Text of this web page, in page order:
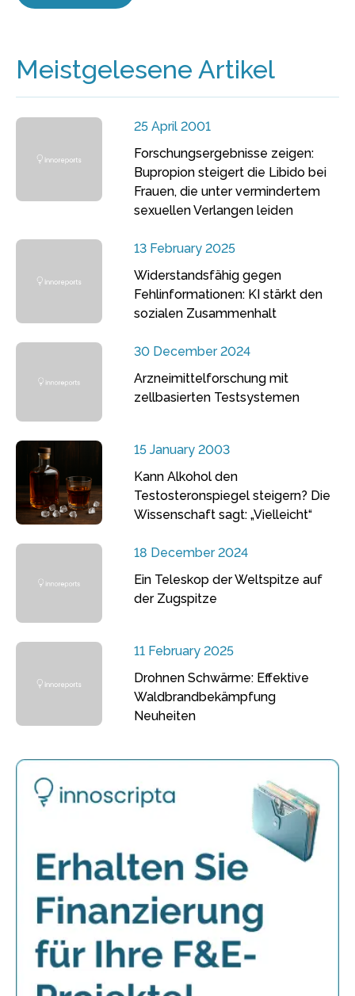
Meistgelesene Artikel
25 April 2001
Forschungsergebnisse zeigen:
Bupropion steigert die Libido bei
Frauen, die unter vermindertem
sexuellen Verlangen leiden
13 February 2025
Widerstandsfähig gegen
Fehlinformationen: KI stärkt den
sozialen Zusammenhalt
30 December 2024
Arzneimittelforschung mit
zellbasierten Testsystemen
15 January 2003
Kann Alkohol den
Testosteronspiegel steigern? Die
Wissenschaft sagt: „Vielleicht“
18 December 2024
Ein Teleskop der Weltspitze auf
der Zugspitze
11 February 2025
Drohnen Schwärme: Effektive
Waldbrandbekämpfung
Neuheiten